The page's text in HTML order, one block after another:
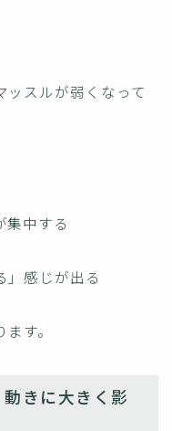
ッスルが弱くなって
集中する
」感じが出る
す。
きに大きく影